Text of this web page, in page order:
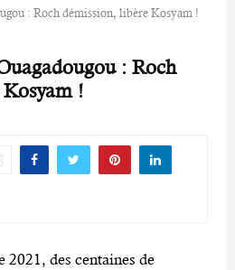
: Roch démission, libère Kosyam !
: Roch
!
2021, des centaines de